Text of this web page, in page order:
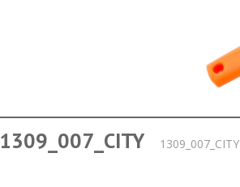
1309_007_CITY 1309_007_CITY